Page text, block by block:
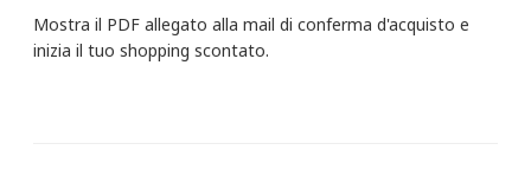
Mostra il PDF allegato alla mail di conferma d'acquisto e
inizia il tuo shopping scontato.